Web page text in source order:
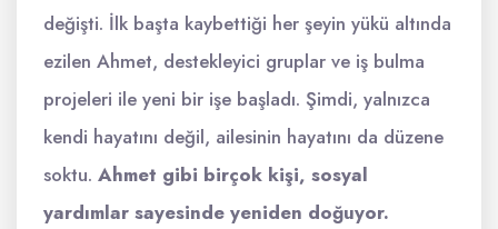
değişti. İlk başta kaybettiği her şeyin yükü altında
ezilen Ahmet, destekleyici gruplar ve iş bulma
projeleri ile yeni bir işe başladı. Şimdi, yalnızca
kendi hayatını değil, ailesinin hayatını da düzene
soktu. Ahmet gibi birçok kişi, sosyal
yardımlar sayesinde yeniden doğuyor.